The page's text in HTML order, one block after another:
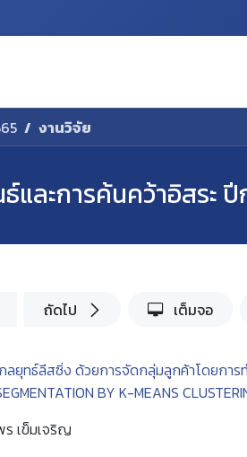
งานวิจัย
และการค้นคว้าอิสระ
ถัดไป เต็มจอ
ลยุทธ์ลีสซิ่ง ด้วยการจัดกลุ่มลูกค้าโดยการ
BY K-MEANS
เข็มเจริญ